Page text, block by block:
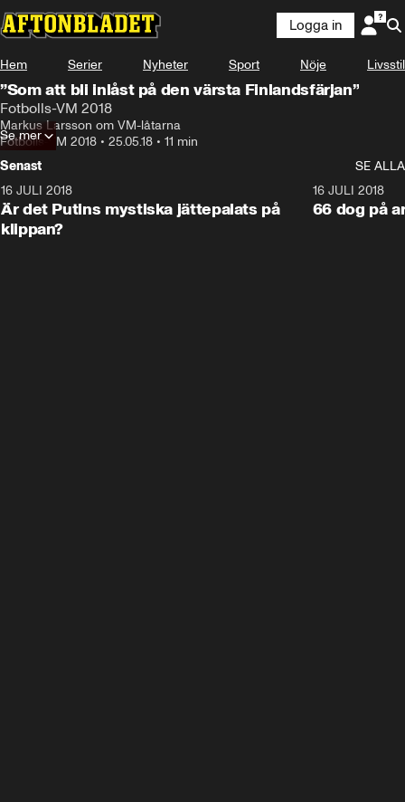
Logga in
Hem Serier Nyheter Sport Nöje Livsstil
”Som att bli inlåst på den värsta Finlandsfärjan”
Fotbolls-VM 2018
Markus Larsson om VM-låtarna
Fotbolls-VM 2018 • 25.05.18 • 11 min
Se mer
Senast
SE ALLA
16 JULI 2018
Är det Putins mystiska jättepalats på
klippan?
16 JULI 2018
66 dog på